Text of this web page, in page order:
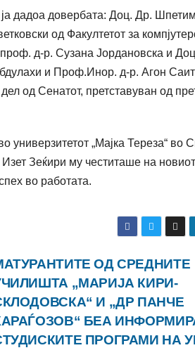
дадоа довербата: Доц. Др.
од Факултетот за
д-р. Сузана Јордановска и
и Проф.Инор. д-р. Агон
од Сенатот, претставуван од
„Мајка Тереза“ во
Зеќири му честиташе на новиот
во работата.
ОД СРЕДНИТЕ
„МАРИЈА КИРИ-
И „ДР ПАНЧЕ
БЕА
ПРОГРАМИ НА